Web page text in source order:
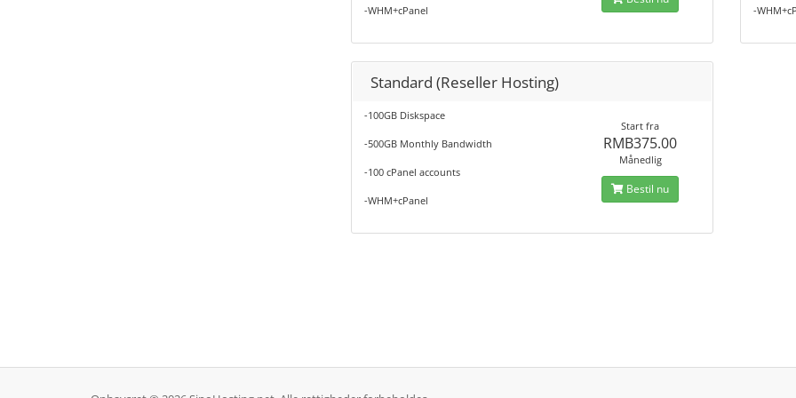
-WHM+cPanel -
Standard (Reseller Hosting)
-100GB Diskspace
-500GB Monthly Bandwidth
-100 cPanel accounts
-WHM+cPanel
Start fra
RMB375.00
Månedlig
Bestil nu